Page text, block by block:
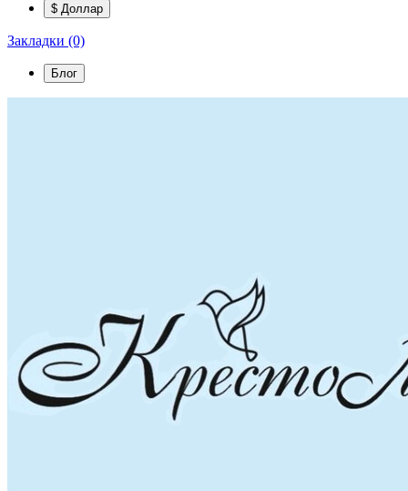
$ Доллар
Закладки (0)
Блог